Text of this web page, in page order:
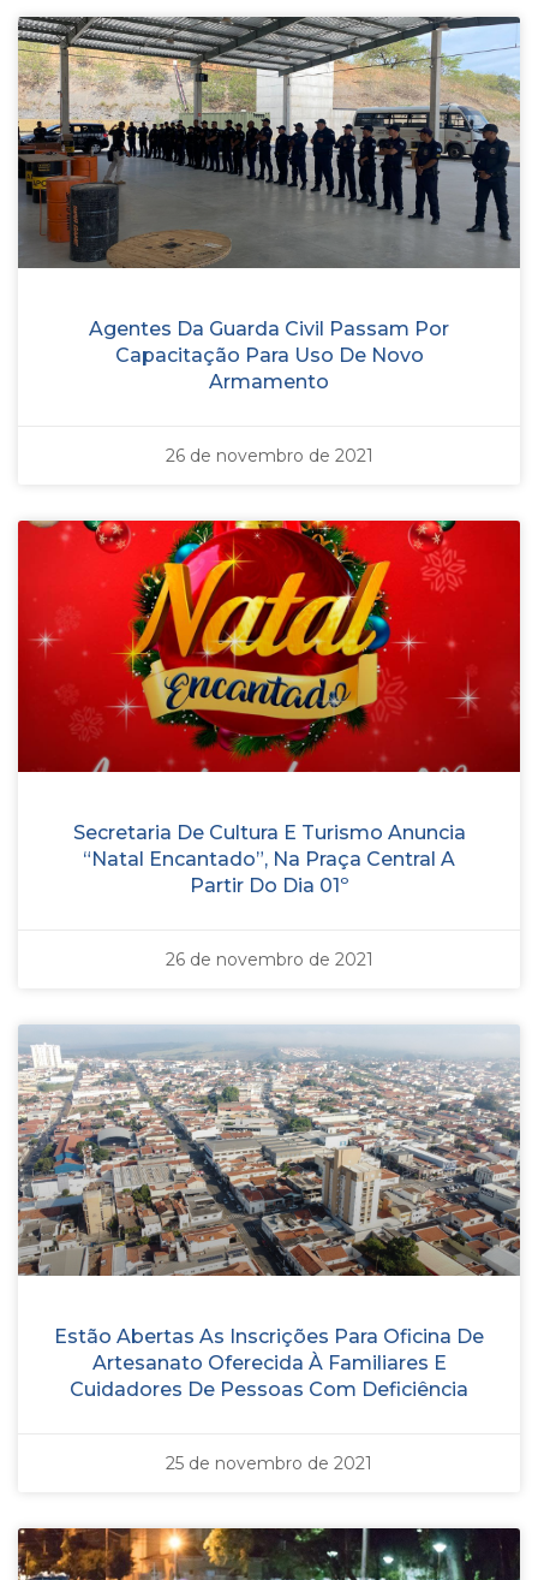
Agentes Da Guarda Civil Passam Por
Capacitação Para Uso De Novo
Armamento
26 de novembro de 2021
Secretaria De Cultura E Turismo Anuncia
“Natal Encantado”, Na Praça Central A
Partir Do Dia 01º
26 de novembro de 2021
Estão Abertas As Inscrições Para Oficina De
Artesanato Oferecida À Familiares E
Cuidadores De Pessoas Com Deficiência
25 de novembro de 2021